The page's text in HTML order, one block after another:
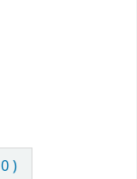
)